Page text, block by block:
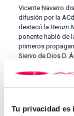
Tu privacidad
Vicente Navarro
difusión por la
destacó la Rerum
ponente habló de
primeros
Siervo de Dios D.
Iglesia como
los
Al finalizar la